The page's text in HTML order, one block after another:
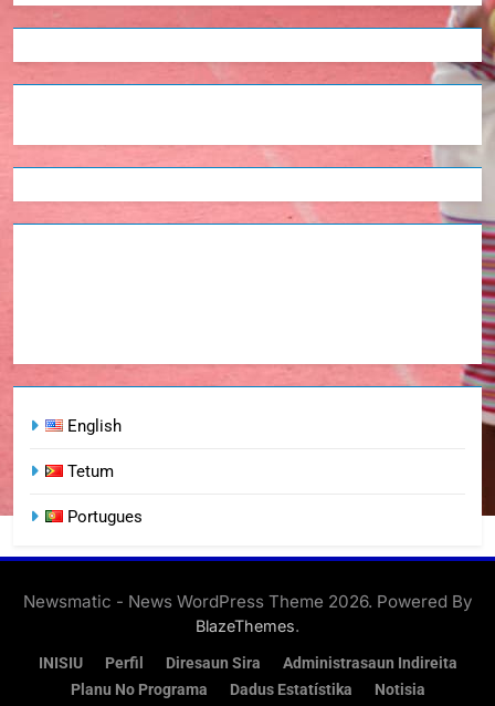
English
Tetum
Portugues
Newsmatic - News WordPress Theme 2026. Powered By
BlazeThemes.
INISIU Perfil Diresaun Sira
Administrasaun Indireita
Planu No Programa
Dadus Estatístika Notisia